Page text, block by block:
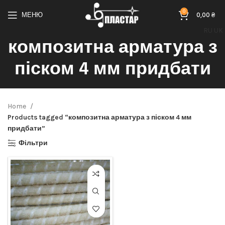
МЕНЮ 0 0,00₴
композитна арматура з
піском 4 мм придбати
Home
Products tagged “композитна арматура з піском 4 мм
придбати”
Фільтри